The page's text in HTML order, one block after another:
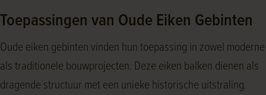
Toepassingen van Oude Eiken Gebinten
Oude eiken gebinten vinden hun toepassing in zowel moderne
als traditionele bouwprojecten. Deze eiken balken dienen als
dragende structuur met een unieke historische uitstraling.